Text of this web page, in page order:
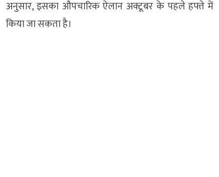
अनुसार, इसका औपचारिक ऐलान अक्टूबर के पहले हफ्ते में
किया जा सकता है।